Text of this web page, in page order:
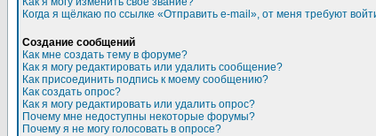
Когда я щёлкаю по ссылке «Отправить e-mail», от меня требуют
Создание сообщений
Как мне создать тему в форуме?
Как я могу редактировать или удалить сообщение?
Как присоединить подпись к моему сообщению?
Как создать опрос?
Как я могу редактировать или удалить опрос?
Почему мне недоступны некоторые форумы?
Почему я не могу голосовать в опросе?